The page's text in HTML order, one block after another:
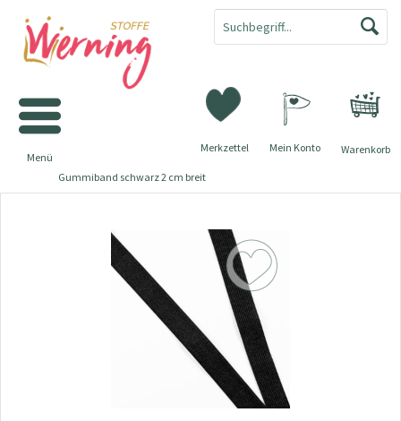
Warenkorb
Merkzettel Mein Konto
Menü
Gummiband schwarz 2 cm breit